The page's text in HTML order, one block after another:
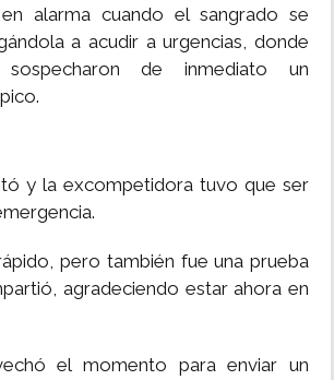
alarma cuando el sangrado se
a acudir a urgencias, donde
de inmediato un
y la excompetidora tuvo que ser
pero también fue una prueba
agradeciendo estar ahora en
el momento para enviar un